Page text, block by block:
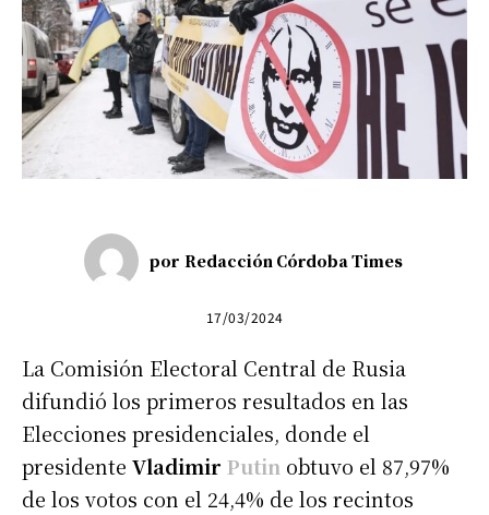
por Redacción Córdoba Times
17/03/2024
La Comisión Electoral Central de Rusia
difundió los primeros resultados en las
Elecciones presidenciales, donde el
presidente Vladimir Putin obtuvo el 87,97%
de los votos con el 24,4% de los recintos